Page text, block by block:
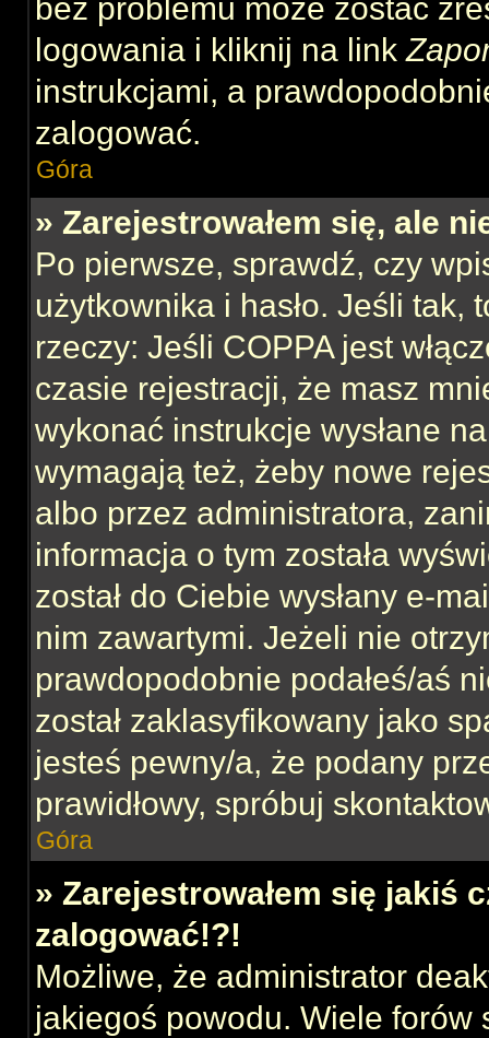
bez problemu może zostać
logowania i kliknij na link
instrukcjami, a
zalogować.
Góra
» Zarejestrowałem się, ale
Po pierwsze, sprawdź, czy
użytkownika i hasło. Jeśli tak,
rzeczy: Jeśli COPPA jest
czasie rejestracji, że masz
wykonać instrukcje wysłane
wymagają też, żeby nowe
albo przez administratora,
informacja o tym została
został do Ciebie wysłany e-
nim zawartymi. Jeżeli nie
prawdopodobnie podałeś/aś
został zaklasyfikowany jako
jesteś pewny/a, że podany
prawidłowy, spróbuj
Góra
» Zarejestrowałem się jakiś
zalogować!?!
Możliwe, że administrator
jakiegoś powodu. Wiele forów